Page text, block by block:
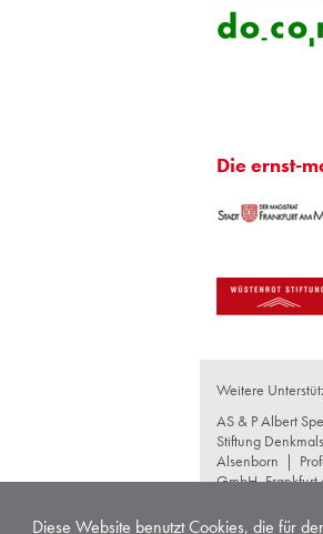
Diese Website benutzt Cookies, die für
Die ernst-
Weitere
AS & P Albert
Stiftung
Alsenborn |
GmbH, Frankfurt